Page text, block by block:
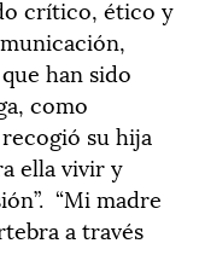
crítico, ético y
han sido
como
su hija
ella vivir y
“Mi madre
a través